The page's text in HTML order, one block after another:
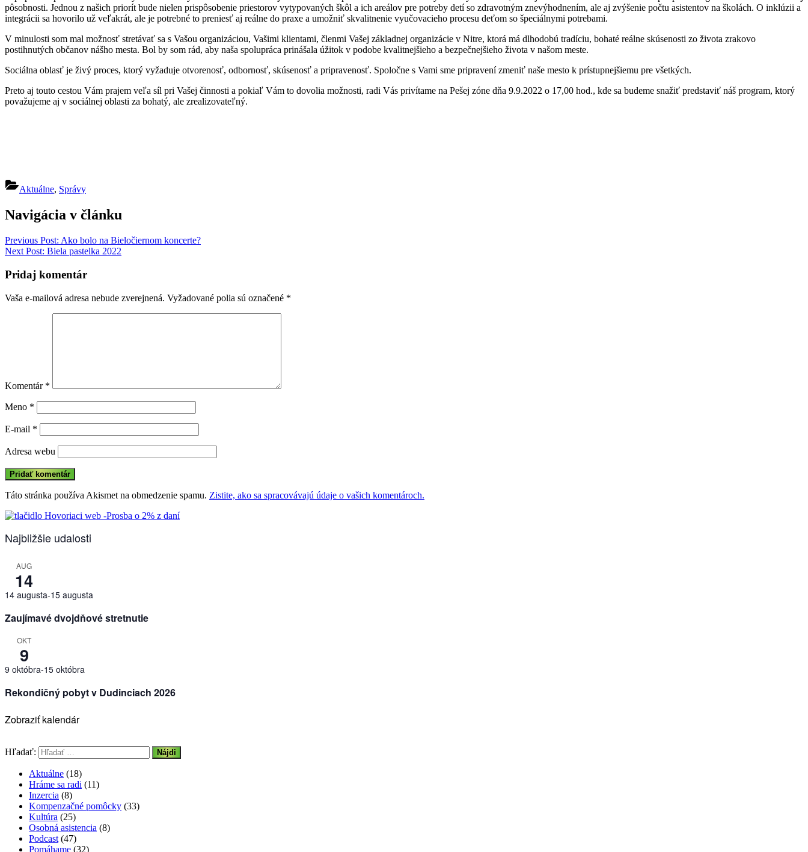
pôsobnosti. Jednou z našich priorít bude nielen prispôsobenie priestorov vytypovaných škôl a ich areálov pre potreby detí so zdravotným znevýhodnením, ale aj zvýšenie počtu asistentov na školách. O inklúzii a
integrácii sa hovorilo už veľakrát, ale je potrebné to preniesť aj reálne do praxe a umožniť skvalitnenie vyučovacieho procesu deťom so špeciálnymi potrebami.
V minulosti som mal možnosť stretávať sa s Vašou organizáciou, Vašimi klientami, členmi Vašej základnej organizácie v Nitre, ktorá má dlhodobú tradíciu, bohaté reálne skúsenosti zo života zrakovo
postihnutých občanov nášho mesta. Bol by som rád, aby naša spolupráca prinášala úžitok v podobe kvalitnejšieho a bezpečnejšieho života v našom meste.
Sociálna oblasť je živý proces, ktorý vyžaduje otvorenosť, odbornosť, skúsenosť a pripravenosť. Spoločne s Vami sme pripravení zmeniť naše mesto k prístupnejšiemu pre všetkých.
Preto aj touto cestou Vám prajem veľa síl pri Vašej činnosti a pokiaľ Vám to dovolia možnosti, radi Vás privítame na Pešej zóne dňa 9.9.2022 o 17,00 hod., kde sa budeme snažiť predstaviť náš program, ktorý
považujeme aj v sociálnej oblasti za bohatý, ale zrealizovateľný.
Aktuálne, Správy
Navigácia v článku
Previous Post: Ako bolo na Bieločiernom koncerte?
Next Post: Biela pastelka 2022
Pridaj komentár
Vaša e-mailová adresa nebude zverejnená. Vyžadované polia sú označené *
Komentár *
Meno *
E-mail *
Adresa webu
Táto stránka používa Akismet na obmedzenie spamu. Zistite, ako sa spracovávajú údaje o vašich komentároch.
Najbližšie udalosti
AUG
14
14 augusta-15 augusta
Zaujímavé dvojdňové stretnutie
OKT
9
9 októbra-15 októbra
Rekondičný pobyt v Dudinciach 2026
Zobraziť kalendár
Hľadať:
Aktuálne (18)
Hráme sa radi (11)
Inzercia (8)
Kompenzačné pomôcky (33)
Kultúra (25)
Osobná asistencia (8)
Podcast(47)
Pomáhame (32)